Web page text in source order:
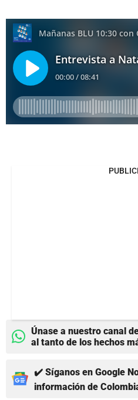
Únase a nuestro canal
al tanto de los hechos
✔️ Síganos en Google
información de